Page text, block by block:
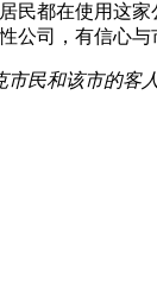
民都在使用这
公司，有信心与
市民和该市的客